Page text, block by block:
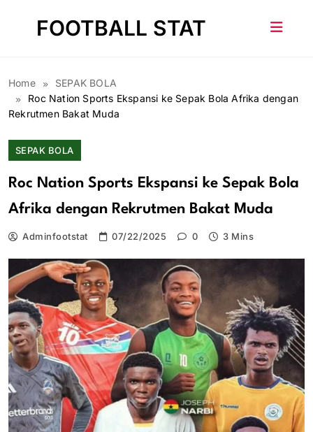
FOOTBALL STAT
Home
SEPAK BOLA
Roc Nation Sports Ekspansi ke Sepak Bola Afrika dengan
Rekrutmen Bakat Muda
SEPAK BOLA
Roc Nation Sports Ekspansi ke Sepak Bola
Afrika dengan Rekrutmen Bakat Muda
Adminfootstat 07/22/2025 0 3 Mins